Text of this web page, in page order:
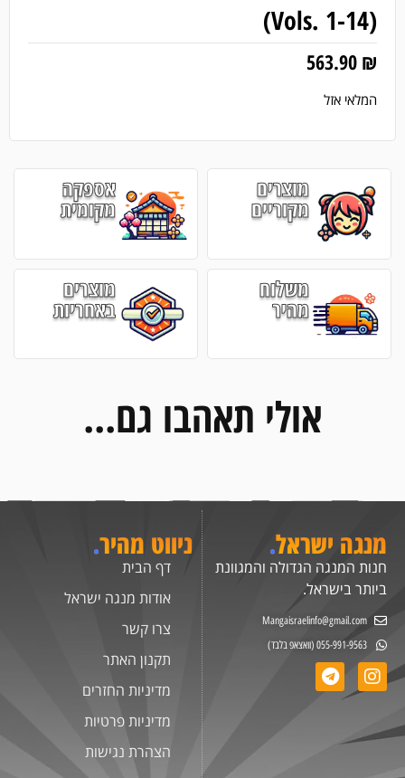
(Vols. 1-14)
563.90₪
המלאי אזל
מוצרים
מקוריים
אספקה
מקומית
משלוח
מהיר
מוצרים
באחריות
אולי תאהבו גם...
מנגה ישראל.
חנות המנגה הגדולה והמגוונת
ביותר בישראל.
Mangaisraelinfo@gmail.com
055-991-9563 (וואצאפ בלבד)
ניווט מהיר.
דף הבית
אודות מנגה ישראל
צרו קשר
תקנון האתר
מדיניות החזרים
מדיניות פרטיות
הצהרת נגישות